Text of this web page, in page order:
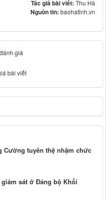
Tác giả bài viết: Thu Hà
Nguồn tin: baohatinh.vn
giá
bài viết
tuyên thệ nhậm chức
sát ở Đảng bộ Khối